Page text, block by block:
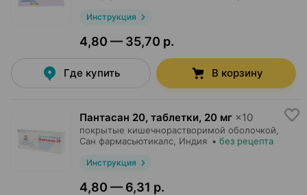
Инструкция
4,80 — 35,70 р.
Где купить В корзину
Пантасан 20, таблетки, 20 мг ×10
покрытые кишечнорастворимой оболочкой,
Сан фармасьютикалс , Индия • без рецепта
Инструкция
4,80 — 6,31 р.